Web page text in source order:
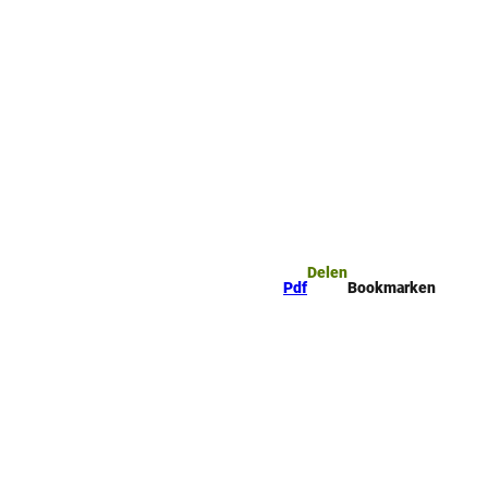
Pdf
Delen
Bookmarken